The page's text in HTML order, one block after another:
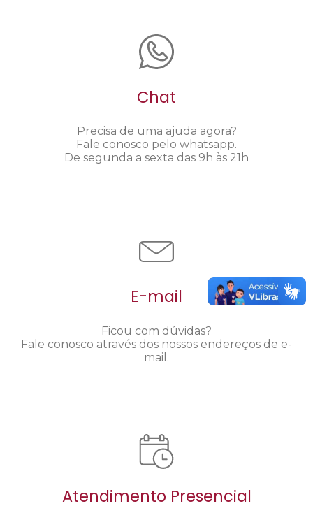
Chat
Precisa de uma ajuda agora?
Fale conosco pelo whatsapp.
De segunda a sexta das 9h às 21h
E-mail
Ficou com dúvidas?
Fale conosco através dos nossos endereços de e-
mail.
Atendimento Presencial